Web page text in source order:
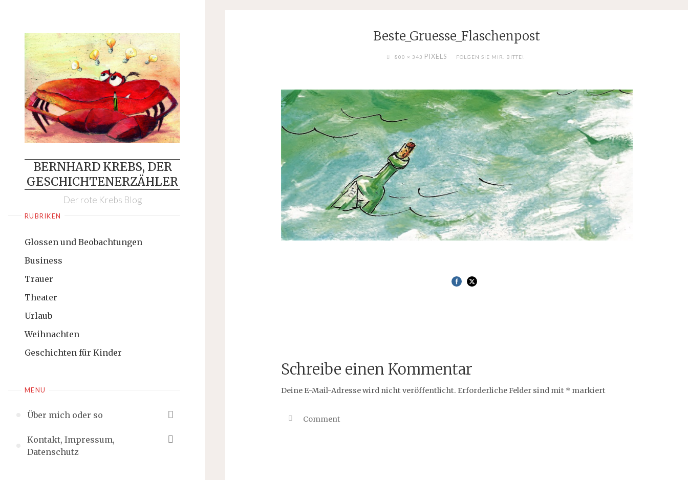
content
BERNHARD KREBS, DER
GESCHICHTENERZÄHLER
Der rote Krebs Blog
RUBRIKEN
Glossen und Beobachtungen
Business
Trauer
Theater
Urlaub
Weihnachten
Geschichten für Kinder
MENU
Über mich oder so
Kontakt, Impressum,
Datenschutz
Beste_Gruesse_Flaschenpost
FULL800 × 343 PIXELS FOLGEN SIE MIR. BITTE!
Schreibe einen Kommentar
Deine E-Mail-Adresse wird nicht veröffentlicht. Erforderliche Felder sind mit * markiert